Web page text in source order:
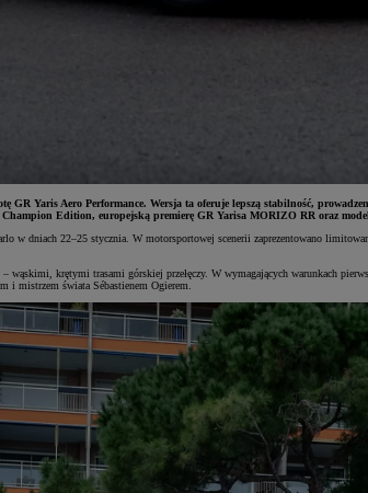
Yaris Aero Performance. Wersja ta oferuje lepszą stabilność,
Edition, europejską premierę GR Yarisa MORIZO RR oraz
dniach 22–25 stycznia. W motorsportowej scenerii zaprezentowano
krętymi trasami górskiej przełęczy. W wymagających warunkach
i mistrzem świata Sébastienem Ogierem.